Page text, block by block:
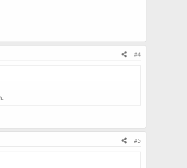
#4
#5